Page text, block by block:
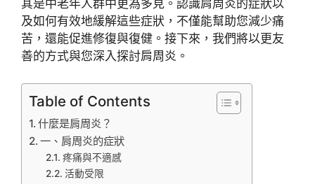
其是中老年人群中更為多見。認識肩周炎的症狀以
及如何有效地緩解這些症狀，不僅能幫助您減少痛
苦，還能促進修復與復健。接下來，我們將以更友
善的方式與您深入探討肩周炎。
Table of Contents
什麼是肩周炎？
一、肩周炎的症狀
疼痛與不適感
活動受限